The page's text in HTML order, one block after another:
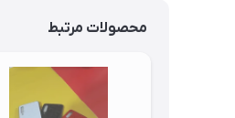
محصولات مرتبط